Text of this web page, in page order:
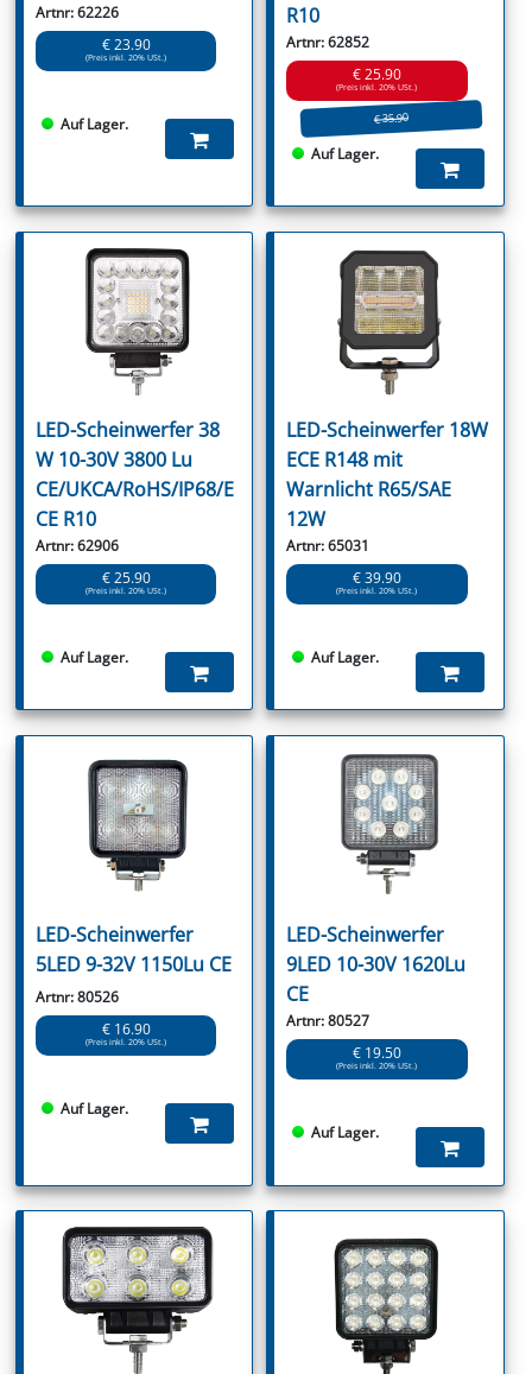
Artnr: 62226
€ 23.90
(Preis inkl. 20% USt.)
Auf Lager.
R10
Artnr: 62852
€ 25.90
(Preis inkl. 20% USt.)
€ 35.90
Auf Lager.
LED-Scheinwerfer 38
W 10-30V 3800 Lu
CE/UKCA/RoHS/IP68/E
CE R10
Artnr: 62906
€ 25.90
(Preis inkl. 20% USt.)
Auf Lager.
LED-Scheinwerfer 18W
ECE R148 mit
Warnlicht R65/SAE
12W
Artnr: 65031
€ 39.90
(Preis inkl. 20% USt.)
Auf Lager.
LED-Scheinwerfer
5LED 9-32V 1150Lu CE
Artnr: 80526
€ 16.90
(Preis inkl. 20% USt.)
Auf Lager.
LED-Scheinwerfer
9LED 10-30V 1620Lu
CE
Artnr: 80527
€ 19.50
(Preis inkl. 20% USt.)
Auf Lager.